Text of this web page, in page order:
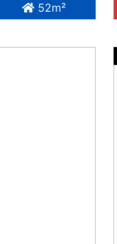
52m²